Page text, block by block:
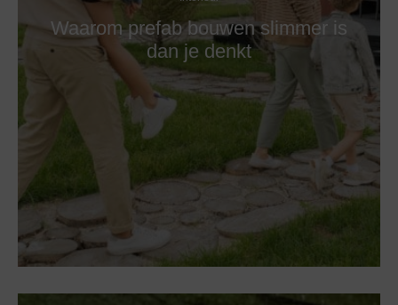
Waarom prefab bouwen slimmer is
dan je denkt